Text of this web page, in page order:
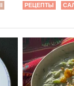
РЕЦЕПТЫ